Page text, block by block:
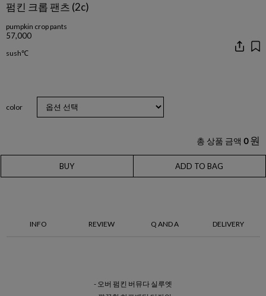
펌킨 크롭 팬츠 (2c)
pumpkin crop pants
57,000
sush℃
color
총 상품 금액 0 원
BUY ADD TO BAG
INFO REVIEW Q AND A DELIVERY
- 오버 펌킨 버뮤다 실루엣